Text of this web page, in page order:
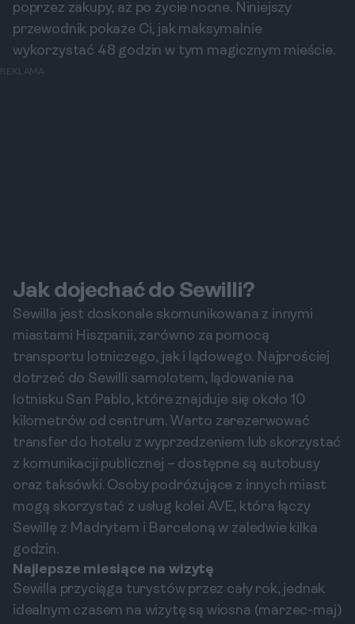
poprzez zakupy, aż po życie nocne. Niniejszy
przewodnik pokaże Ci, jak maksymalnie
wykorzystać 48 godzin w tym magicznym mieście.
REKLAMA
Jak dojechać do Sewilli?
Sewilla jest doskonale skomunikowana z innymi
miastami Hiszpanii, zarówno za pomocą
transportu lotniczego, jak i lądowego. Najprościej
dotrzeć do Sewilli samolotem, lądowanie na
lotnisku San Pablo, które znajduje się około 10
kilometrów od centrum. Warto zarezerwować
transfer do hotelu z wyprzedzeniem lub skorzystać
z komunikacji publicznej – dostępne są autobusy
oraz taksówki. Osoby podróżujące z innych miast
mogą skorzystać z usług kolei AVE, która łączy
Sewillę z Madrytem i Barceloną w zaledwie kilka
godzin.
Najlepsze miesiące na wizytę
Sewilla przyciąga turystów przez cały rok, jednak
idealnym czasem na wizytę są wiosna (marzec-maj)